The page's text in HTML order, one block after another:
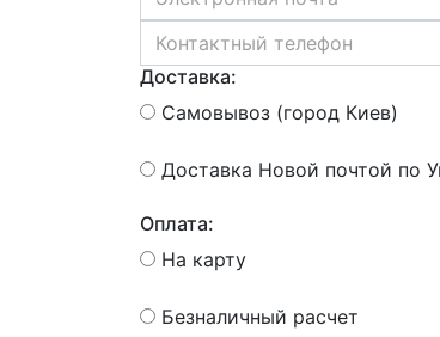
Доставка:
Самовывоз (город Киев)
Доставка Новой почтой по
Оплата:
На карту
Безналичный расчет